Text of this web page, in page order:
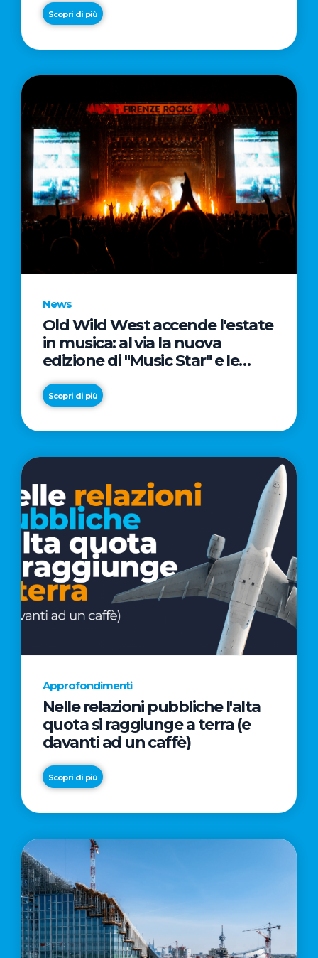
Scopri di più
News
Old Wild West accende l'estate
in musica: al via la nuova
edizione di "Music Star" e le
prestigiose partnership con
Radio Italia e Live Nation
Scopri di più
Approfondimenti
Nelle relazioni pubbliche l'alta
quota si raggiunge a terra (e
davanti ad un caffè)
Scopri di più